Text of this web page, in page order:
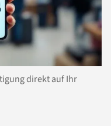
direkt auf Ihr